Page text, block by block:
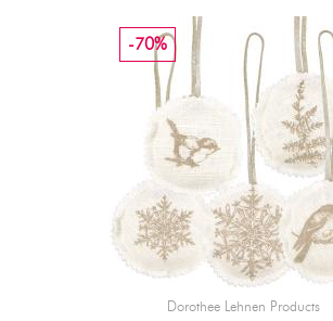
Dorothee Lehnen Products
-70%